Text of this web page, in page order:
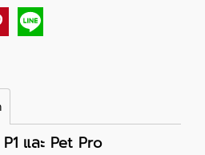
และ Pet Pro